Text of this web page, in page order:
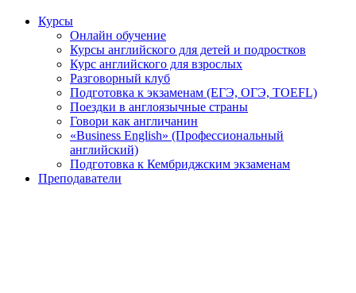
Курсы
Онлайн обучение
Курсы английского для детей и подростков
Курс английского для взрослых
Разговорный клуб
Подготовка к экзаменам (ЕГЭ, ОГЭ, TOEFL)
Поездки в англоязычные страны
Говори как англичанин
«Business English» (Профессиональный
английский)
Подготовка к Кембриджским экзаменам
Преподаватели